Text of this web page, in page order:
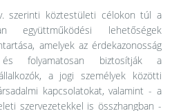
szerinti köztestületi célokon túl a
együttműködési lehetőségek
amelyek az érdekazonosság
folyamatosan biztosítják a
a jogi személyek közötti
kapcsolatokat, valamint - a
szervezetekkel is összhangban -